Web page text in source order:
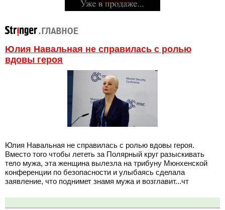
Юлия Навальная не справилась с ролью
вдовы героя
Юлия Навальная не справилась с ролью вдовы героя.
Вместо того чтобы лететь за Полярный круг разыскивать
тело мужа, эта женщина вылезла на трибуну Мюнхенской
конференции по безопасности и улыбаясь сделала
заявление, что поднимет знамя мужа и возглавит...чт